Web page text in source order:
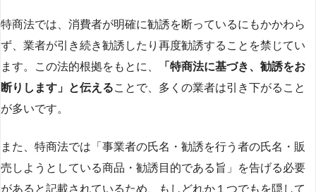
特商法では、消費者が明確に勧誘を断っているにもかかわら
ず、業者が引き続き勧誘したり再度勧誘することを禁じてい
ます。この法的根拠をもとに、
「特商法に基づき、勧誘をお
断りします」と伝えることで、多くの業者は引き下がること
が多いです​​。
また、特商法では「事業者の氏名・勧誘を行う者の氏名・販
売しようとしている商品・勧誘目的である旨」を告げる必要
があると記載されているため、もしどれか１つでもを隠して